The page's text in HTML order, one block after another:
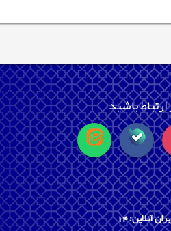
ارتباط باشید
آنلاین: 14